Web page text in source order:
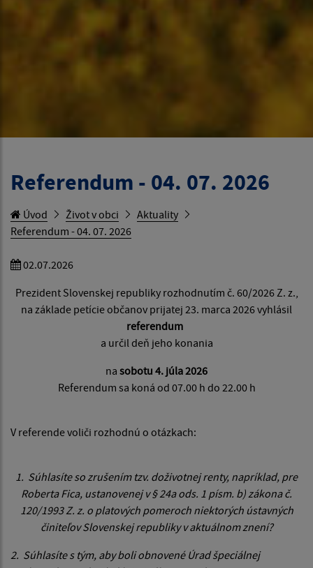
Referendum - 04. 07. 2026
Úvod Život v obci
Aktuality
Referendum - 04. 07. 2026
02.07.2026
Prezident Slovenskej republiky rozhodnutím č. 60/2026 Z. z.,
na základe petície občanov prijatej 23. marca 2026 vyhlásil
referendum
a určil deň jeho konania
na sobotu 4. júla 2026
Referendum sa koná od 07.00 h do 22.00 h
V referende voliči rozhodnú o otázkach:
1. Súhlasíte so zrušením tzv. doživotnej renty, napríklad, pre
Roberta Fica, ustanovenej v § 24a ods. 1 písm. b) zákona č.
120/1993 Z. z. o platových pomeroch niektorých ústavných
činiteľov Slovenskej republiky v aktuálnom znení?
2. Súhlasíte s tým, aby boli obnovené Úrad špeciálnej